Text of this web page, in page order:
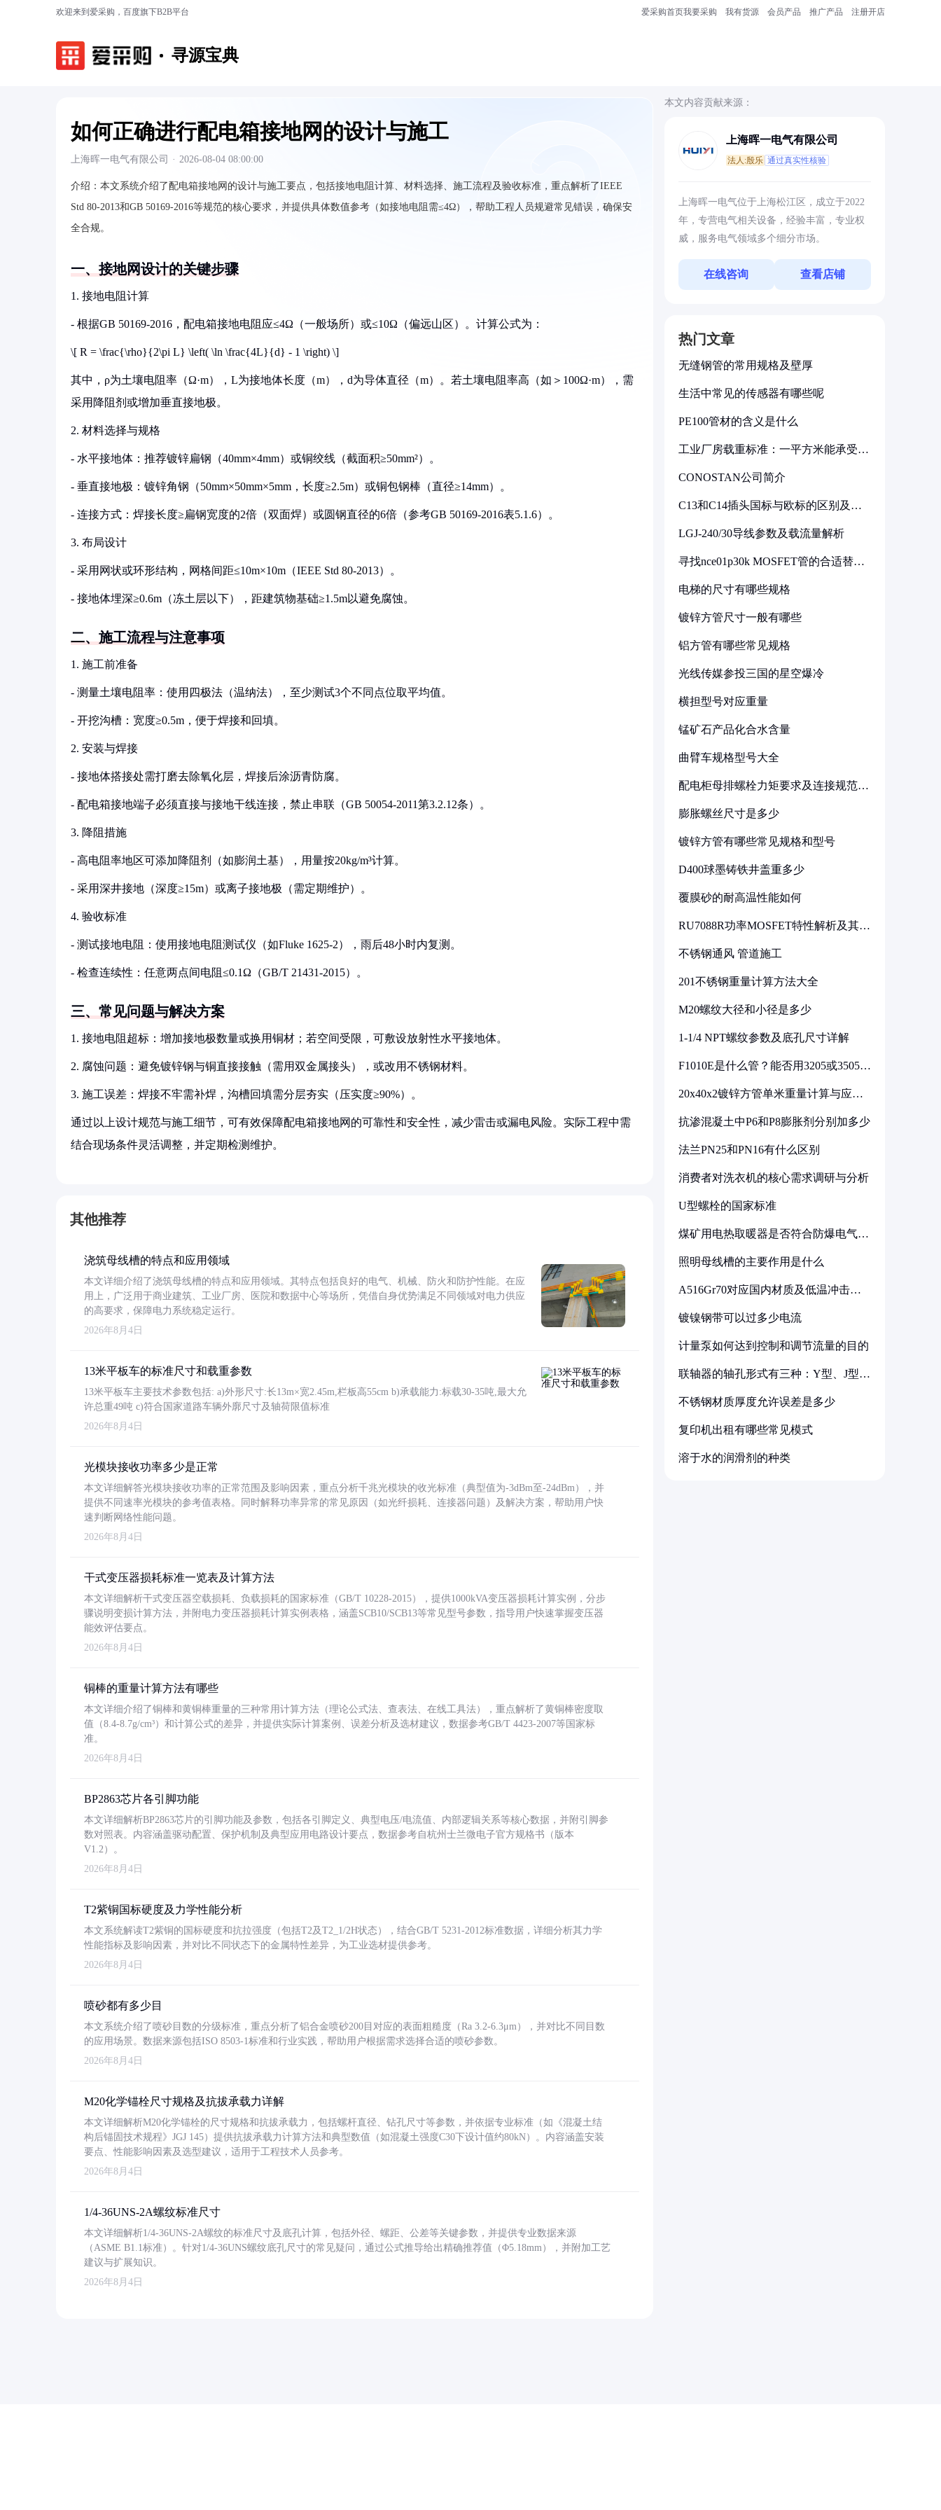
欢迎来到爱采购，百度旗下B2B平台 爱采购首页我要采购 我有货源 会员产品 推广产品 注册开店
寻源宝典
如何正确进行配电箱接地网的设计与施工
上海晖一电气有限公司 · 2026-08-04 08:00:00
介绍： 本文系统介绍了配电箱接地网的设计与施工要点，包括接地电阻计算、材料选择、施工流程及验收标准，重点解析了IEEE
Std 80-2013和GB 50169-2016等规范的核心要求，并提供具体数值参考（如接地电阻需≤4Ω），帮助工程人员规避常见错误，确保安
全合规。
一、接地网设计的关键步骤
1. 接地电阻计算
- 根据GB 50169-2016，配电箱接地电阻应≤4Ω（一般场所）或≤10Ω（偏远山区）。计算公式为：
\[ R = \frac{\rho}{2\pi L} \left( \ln \frac{4L}{d} - 1 \right) \]
其中，ρ为土壤电阻率（Ω·m），L为接地体长度（m），d为导体直径（m）。若土壤电阻率高（如＞100Ω·m），需
采用降阻剂或增加垂直接地极。
2. 材料选择与规格
- 水平接地体：推荐镀锌扁钢（40mm×4mm）或铜绞线（截面积≥50mm²）。
- 垂直接地极：镀锌角钢（50mm×50mm×5mm，长度≥2.5m）或铜包钢棒（直径≥14mm）。
- 连接方式：焊接长度≥扁钢宽度的2倍（双面焊）或圆钢直径的6倍（参考GB 50169-2016表5.1.6）。
3. 布局设计
- 采用网状或环形结构，网格间距≤10m×10m（IEEE Std 80-2013）。
- 接地体埋深≥0.6m（冻土层以下），距建筑物基础≥1.5m以避免腐蚀。
二、施工流程与注意事项
1. 施工前准备
- 测量土壤电阻率：使用四极法（温纳法），至少测试3个不同点位取平均值。
- 开挖沟槽：宽度≥0.5m，便于焊接和回填。
2. 安装与焊接
- 接地体搭接处需打磨去除氧化层，焊接后涂沥青防腐。
- 配电箱接地端子必须直接与接地干线连接，禁止串联（GB 50054-2011第3.2.12条）。
3. 降阻措施
- 高电阻率地区可添加降阻剂（如膨润土基），用量按20kg/m³计算。
- 采用深井接地（深度≥15m）或离子接地极（需定期维护）。
4. 验收标准
- 测试接地电阻：使用接地电阻测试仪（如Fluke 1625-2），雨后48小时内复测。
- 检查连续性：任意两点间电阻≤0.1Ω（GB/T 21431-2015）。
三、常见问题与解决方案
1. 接地电阻超标：增加接地极数量或换用铜材；若空间受限，可敷设放射性水平接地体。
2. 腐蚀问题：避免镀锌钢与铜直接接触（需用双金属接头），或改用不锈钢材料。
3. 施工误差：焊接不牢需补焊，沟槽回填需分层夯实（压实度≥90%）。
通过以上设计规范与施工细节，可有效保障配电箱接地网的可靠性和安全性，减少雷击或漏电风险。实际工程中需
结合现场条件灵活调整，并定期检测维护。
其他推荐
浇筑母线槽的特点和应用领域
本文详细介绍了浇筑母线槽的特点和应用领域。其特点包括良好的电气、机械、防火和防护性能。在应
用上，广泛用于商业建筑、工业厂房、医院和数据中心等场所，凭借自身优势满足不同领域对电力供应
的高要求，保障电力系统稳定运行。
2026年8月4日
13米平板车的标准尺寸和载重参数
13米平板车主要技术参数包括: a)外形尺寸:长13m×宽2.45m,栏板高55cm b)承载能力:标载30-35吨,最大允
许总重49吨 c)符合国家道路车辆外廓尺寸及轴荷限值标准
2026年8月4日
光模块接收功率多少是正常
本文详细解答光模块接收功率的正常范围及影响因素，重点分析千兆光模块的收光标准（典型值为-3dBm至-24dBm），并
提供不同速率光模块的参考值表格。同时解释功率异常的常见原因（如光纤损耗、连接器问题）及解决方案，帮助用户快
速判断网络性能问题。
2026年8月4日
干式变压器损耗标准一览表及计算方法
本文详细解析干式变压器空载损耗、负载损耗的国家标准（GB/T 10228-2015），提供1000kVA变压器损耗计算实例，分步
骤说明变损计算方法，并附电力变压器损耗计算实例表格，涵盖SCB10/SCB13等常见型号参数，指导用户快速掌握变压器
能效评估要点。
2026年8月4日
铜棒的重量计算方法有哪些
本文详细介绍了铜棒和黄铜棒重量的三种常用计算方法（理论公式法、查表法、在线工具法），重点解析了黄铜棒密度取
值（8.4-8.7g/cm³）和计算公式的差异，并提供实际计算案例、误差分析及选材建议，数据参考GB/T 4423-2007等国家标
准。
2026年8月4日
BP2863芯片各引脚功能
本文详细解析BP2863芯片的引脚功能及参数，包括各引脚定义、典型电压/电流值、内部逻辑关系等核心数据，并附引脚参
数对照表。内容涵盖驱动配置、保护机制及典型应用电路设计要点，数据参考自杭州士兰微电子官方规格书（版本
V1.2）。
2026年8月4日
T2紫铜国标硬度及力学性能分析
本文系统解读T2紫铜的国标硬度和抗拉强度（包括T2及T2_1/2H状态），结合GB/T 5231-2012标准数据，详细分析其力学
性能指标及影响因素，并对比不同状态下的金属特性差异，为工业选材提供参考。
2026年8月4日
喷砂都有多少目
本文系统介绍了喷砂目数的分级标准，重点分析了铝合金喷砂200目对应的表面粗糙度（Ra 3.2-6.3μm），并对比不同目数
的应用场景。数据来源包括ISO 8503-1标准和行业实践，帮助用户根据需求选择合适的喷砂参数。
2026年8月4日
M20化学锚栓尺寸规格及抗拔承载力详解
本文详细解析M20化学锚栓的尺寸规格和抗拔承载力，包括螺杆直径、钻孔尺寸等参数，并依据专业标准（如《混凝土结
构后锚固技术规程》JGJ 145）提供抗拔承载力计算方法和典型数值（如混凝土强度C30下设计值约80kN）。内容涵盖安装
要点、性能影响因素及选型建议，适用于工程技术人员参考。
2026年8月4日
1/4-36UNS-2A螺纹标准尺寸
本文详细解析1/4-36UNS-2A螺纹的标准尺寸及底孔计算，包括外径、螺距、公差等关键参数，并提供专业数据来源
（ASME B1.1标准）。针对1/4-36UNS螺纹底孔尺寸的常见疑问，通过公式推导给出精确推荐值（Φ5.18mm），并附加工艺
建议与扩展知识。
2026年8月4日
本文内容贡献来源：
上海晖一电气有限公司
法人:殷乐 通过真实性核验
上海晖一电气位于上海松江区，成立于2022
年，专营电气相关设备，经验丰富，专业权
威，服务电气领域多个细分市场。
在线咨询 查看店铺
热门文章
无缝钢管的常用规格及壁厚
生活中常见的传感器有哪些呢
PE100管材的含义是什么
工业厂房载重标准：一平方米能承受多
CONOSTAN公司简介
C13和C14插头国标与欧标的区别及其
LGJ-240/30导线参数及载流量解析
寻找nce01p30k MOSFET管的合适替代
电梯的尺寸有哪些规格
镀锌方管尺寸一般有哪些
铝方管有哪些常见规格
光线传媒参投三国的星空爆冷
横担型号对应重量
锰矿石产品化合水含量
曲臂车规格型号大全
配电柜母排螺栓力矩要求及连接规范详
膨胀螺丝尺寸是多少
镀锌方管有哪些常见规格和型号
D400球墨铸铁井盖重多少
覆膜砂的耐高温性能如何
RU7088R功率MOSFET特性解析及其在
不锈钢通风 管道施工
201不锈钢重量计算方法大全
M20螺纹大径和小径是多少
1-1/4 NPT螺纹参数及底孔尺寸详解
F1010E是什么管？能否用3205或3505代
20x40x2镀锌方管单米重量计算与应用
抗渗混凝土中P6和P8膨胀剂分别加多少
法兰PN25和PN16有什么区别
消费者对洗衣机的核心需求调研与分析
U型螺栓的国家标准
煤矿用电热取暖器是否符合防爆电气设
照明母线槽的主要作用是什么
A516Gr70对应国内材质及低温冲击要
镀镍钢带可以过多少电流
计量泵如何达到控制和调节流量的目的
联轴器的轴孔形式有三种：Y型、J型、
不锈钢材质厚度允许误差是多少
复印机出租有哪些常见模式
溶于水的润滑剂的种类